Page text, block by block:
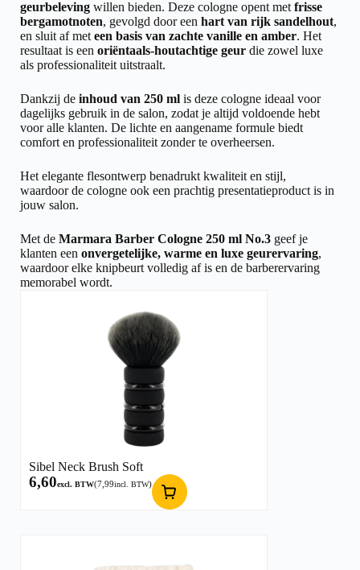
geurbeleving willen bieden. Deze cologne opent met frisse
bergamotnoten, gevolgd door een hart van rijk sandelhout,
en sluit af met een basis van zachte vanille en amber. Het
resultaat is een oriëntaals-houtachtige geur die zowel luxe
als professionaliteit uitstraalt.
Dankzij de inhoud van 250 ml is deze cologne ideaal voor
dagelijks gebruik in de salon, zodat je altijd voldoende hebt
voor alle klanten. De lichte en aangename formule biedt
comfort en professionaliteit zonder te overheersen.
Het elegante flesontwerp benadrukt kwaliteit en stijl,
waardoor de cologne ook een prachtig presentatieproduct is in
jouw salon.
Met de Marmara Barber Cologne 250 ml No.3 geef je
klanten een onvergetelijke, warme en luxe geurervaring,
waardoor elke knipbeurt volledig af is en de barberervaring
memorabel wordt.
Sibel Neck Brush Soft
6,60excl. BTW(7,99incl. BTW)